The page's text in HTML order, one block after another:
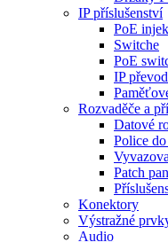
IP příslušenství
PoE
Switche
PoE
IP
Rozvaděče a
Datové
Police
Patch
Konektory
Výstražné
Audio